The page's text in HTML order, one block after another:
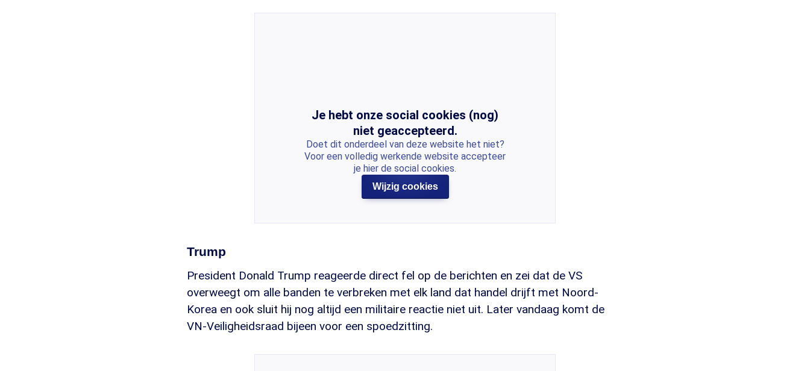
Je hebt onze social cookies (nog)
niet geaccepteerd.
Doet dit onderdeel van deze website het niet?
Voor een volledig werkende website accepteer
je hier de social cookies.
Wijzig cookies
Trump
President Donald Trump reageerde direct fel op de berichten en zei dat de VS
overweegt om alle banden te verbreken met elk land dat handel drijft met Noord-
Korea en ook sluit hij nog altijd een militaire reactie niet uit. Later vandaag komt de
VN-Veiligheidsraad bijeen voor een spoedzitting.